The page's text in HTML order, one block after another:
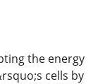
the
cells